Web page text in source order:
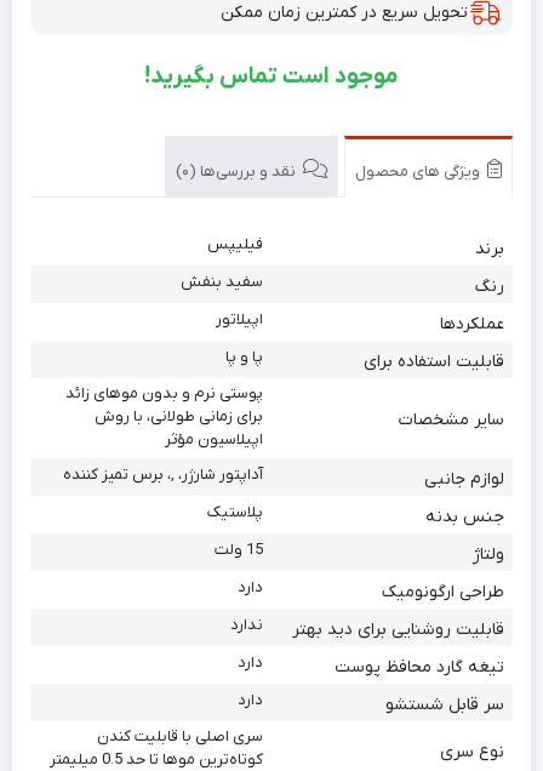
تحویل سریع در کمترین زمان ممکن
موجود است تماس بگیرید!
ویژگی های محصول نقد و بررسی‌ها (0)
برند فیلیپس
رنگ سفید بنفش
عملکردها اپیلاتور
قابلیت استفاده برای پا و پا
سایر مشخصات
پوستی نرم و بدون موهای زائد
برای زمانی طولانی، با روش
اپیلاسیون مؤثر
لوازم جانبی آداپتور شارژر، ,، برس تمیز کننده
جنس بدنه پلاستیک
ولتاژ 15 ولت
طراحی ارگونومیک دارد
قابلیت روشنایی برای دید بهتر ندارد
تیغه گارد محافظ پوست دارد
سر قابل شستشو دارد
نوع سری
سری اصلی با قابلیت کندن
کوتاه‌ترین موها تا حد 0.5 میلیمتر